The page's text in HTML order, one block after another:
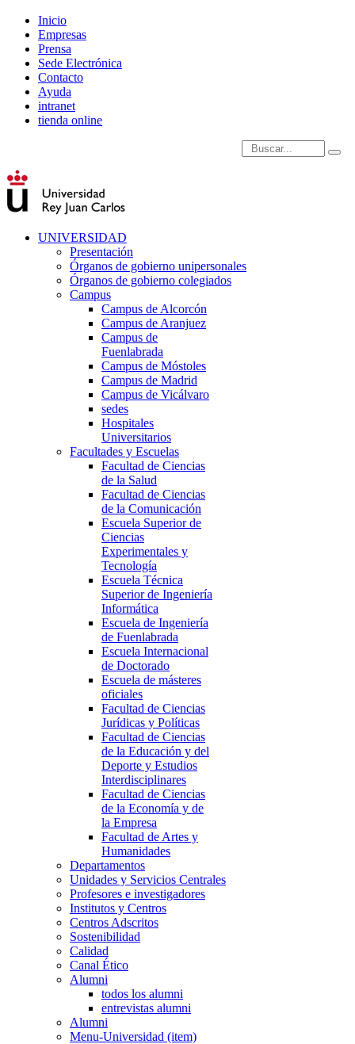
Inicio
Empresas
Prensa
Sede Electrónica
Contacto
Ayuda
intranet
tienda online
Introduce términos de
UNIVERSIDAD
Presentación
Órganos de gobierno unipersonales
Órganos de gobierno colegiados
Campus
Campus de Alcorcón
Campus de Aranjuez
Campus de
Fuenlabrada
Campus de Móstoles
Campus de Madrid
Campus de Vicálvaro
sedes
Hospitales
Universitarios
Facultades y Escuelas
Facultad de Ciencias
de la Salud
Facultad de Ciencias
de la Comunicación
Escuela Superior de
Ciencias
Experimentales y
Tecnología
Escuela Técnica
Superior de Ingeniería
Informática
Escuela de Ingeniería
de Fuenlabrada
Escuela Internacional
de Doctorado
Escuela de másteres
oficiales
Facultad de Ciencias
Jurídicas y Políticas
Facultad de Ciencias
de la Educación y del
Deporte y Estudios
Interdisciplinares
Facultad de Ciencias
de la Economía y de
la Empresa
Facultad de Artes y
Humanidades
Departamentos
Unidades y Servicios Centrales
Profesores e investigadores
Institutos y Centros
Centros Adscritos
Sostenibilidad
Calidad
Canal Ético
Alumni
todos los alumni
entrevistas alumni
Alumni
Menu-Universidad (item)